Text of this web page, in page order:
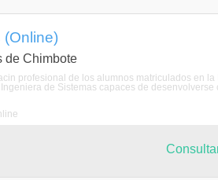
de Chimbote
profesional de los alumnos matriculados en
de Sistemas capaces de